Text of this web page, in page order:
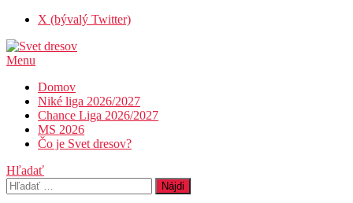
Skip
Content
X (bývalý Twitter)
Menu
Domov
Niké liga 2026/2027
Chance Liga 2026/2027
MS 2026
Čo je Svet dresov?
Hľadať
Hľadať: